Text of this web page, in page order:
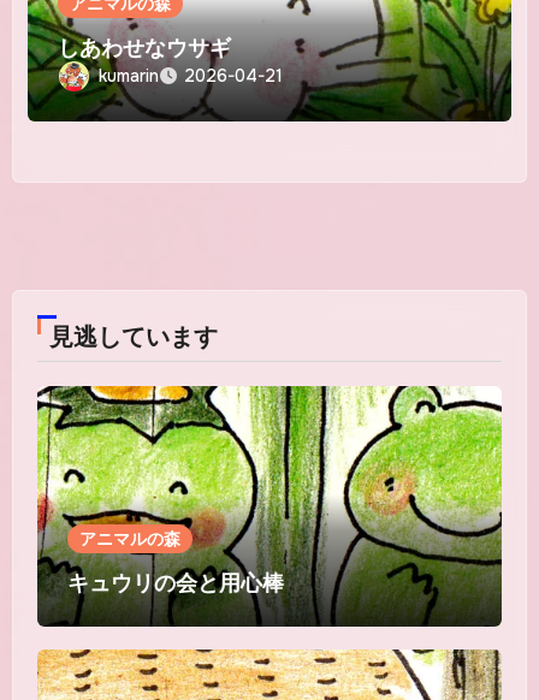
しあわせなウサギ
kumarin 2026-04-21
見逃しています
アニマルの森
キュウリの会と用心棒